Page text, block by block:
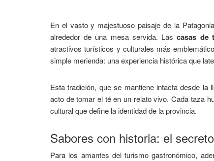
En el vasto y majestuoso paisaje de la
alrededor de una mesa servida. Lascasas de
atractivos turísticos y culturales más
simple merienda: una experiencia histórica que
​Esta tradición, que se mantiene intacta desde
acto de tomar el té en un relato vivo. Cada taza
cultural que define la identidad de la provincia.
​Sabores con historia: el
​Para los amantes del turismo gastronómico,